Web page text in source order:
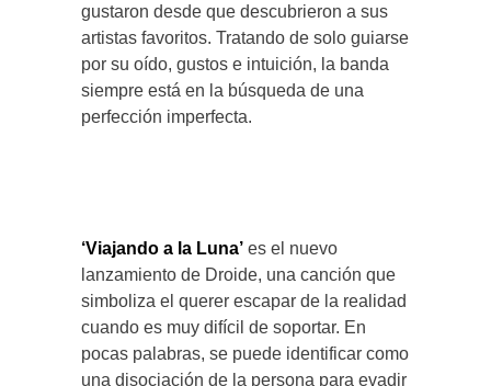
gustaron desde que descubrieron a sus
artistas favoritos. Tratando de solo guiarse
por su oído, gustos e intuición, la banda
siempre está en la búsqueda de una
perfección imperfecta.
‘Viajando a la Luna’ es el nuevo
lanzamiento de Droide, una canción que
simboliza el querer escapar de la realidad
cuando es muy difícil de soportar. En
pocas palabras, se puede identificar como
una disociación de la persona para evadir